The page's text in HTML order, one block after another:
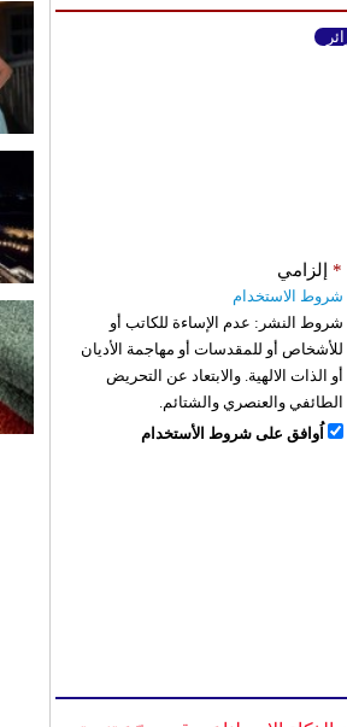
إلزامي *
شروط الاستخدام
شروط النشر: عدم الإساءة للكاتب أو
للأشخاص أو للمقدسات أو مهاجمة الأديان
أو الذات الالهية. والابتعاد عن التحريض
الطائفي والعنصري والشتائم.
اُوافق على شروط الأستخدام